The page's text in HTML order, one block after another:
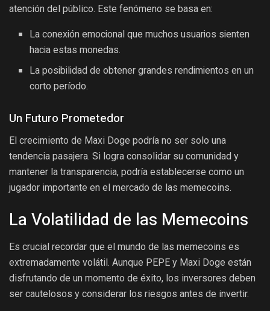
atención del público. Este fenómeno se basa en:
La conexión emocional que muchos usuarios sienten
hacia estas monedas.
La posibilidad de obtener grandes rendimientos en un
corto período.
Un Futuro Prometedor
El crecimiento de Maxi Doge podría no ser solo una
tendencia pasajera. Si logra consolidar su comunidad y
mantener la transparencia, podría establecerse como un
jugador importante en el mercado de las memecoins.
La Volatilidad de las Memecoins
Es crucial recordar que el mundo de las memecoins es
extremadamente volátil. Aunque PEPE y Maxi Doge están
disfrutando de un momento de éxito, los inversores deben
ser cautelosos y considerar los riesgos antes de invertir.